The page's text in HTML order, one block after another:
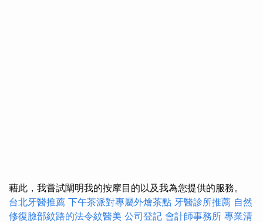
藉此，我嘗試闡明我的按摩目的以及我為您提供的服務。
台北牙醫推薦 下午茶派對專屬外燴茶點 牙醫診所推薦 自然
修復臉部紋路的法令紋醫美 公司登記 會計師事務所 專業清